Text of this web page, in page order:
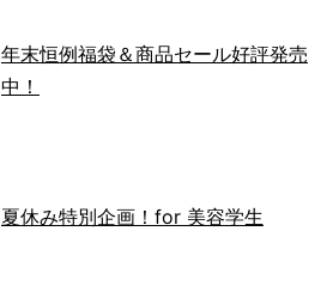
年末恒例福袋＆商品セール好評発売
中！
夏休み特別企画！for 美容学生